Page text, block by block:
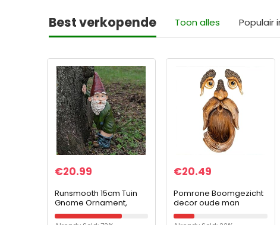
Best verkopende Toon alles Populair
€20.99
Runsmooth 15cm Tuin
Gnome Ornament,
Grappige Plassende
Kabouter Ondeugende
€20.49
Pomrone Boomgezicht
decor oude man
Hugger kunstsculptuur
grappige schors